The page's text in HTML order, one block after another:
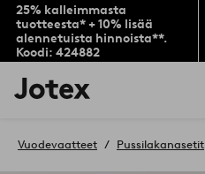
25% kalleimmasta
tuotteesta* + 10% lisää
alennetuista hinnoista**.
Koodi: 424882
Jotex-
logo
aloitussivulle
Vuodevaatteet Pussilakanasetit